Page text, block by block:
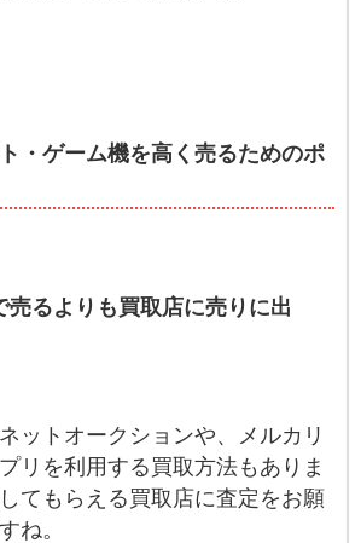
・ゲーム機を高く売るためのポ
売るよりも買取店に売りに出
ットオークションや、メルカリ
リを利用する買取方法もありま
てもらえる買取店に査定をお願
ね。